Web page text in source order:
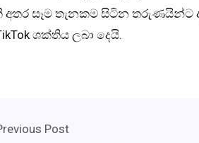
අතර සෑම තැනකම සිටින
ශක්තිය ලබා දෙයි.
Post